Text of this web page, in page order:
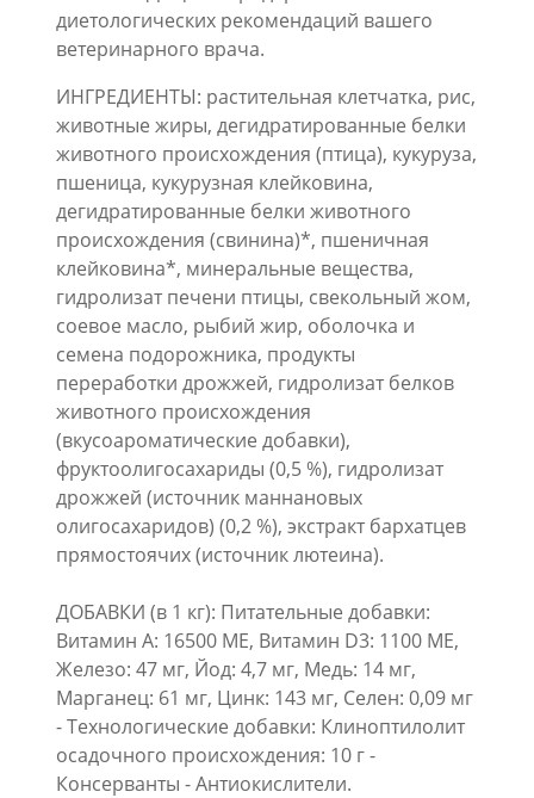
диетологических рекомендаций вашего
ветеринарного врача.
ИНГРЕДИЕНТЫ: растительная клетчатка, рис,
животные жиры, дегидратированные белки
животного происхождения (птица), кукуруза,
пшеница, кукурузная клейковина,
дегидратированные белки животного
происхождения (свинина)*, пшеничная
клейковина*, минеральные вещества,
гидролизат печени птицы, свекольный жом,
соевое масло, рыбий жир, оболочка и
семена подорожника, продукты
переработки дрожжей, гидролизат белков
животного происхождения
(вкусоароматические добавки),
фруктоолигосахариды (0,5 %), гидролизат
дрожжей (источник мaннановых
олигосахаридов) (0,2 %), экстракт бархатцев
прямостоячих (источник лютеина).
ДОБАВКИ (в 1 кг): Питательные добавки:
Витамин A: 16500 ME, Витамин D3: 1100 ME,
Железо: 47 мг, Йод: 4,7 мг, Медь: 14 мг,
Марганец: 61 мг, Цинк: 143 мг, Ceлeн: 0,09 мг
- Технологические добавки: Клиноптилолит
осадочного происхождения: 10 г -
Консерванты - Антиокислители.